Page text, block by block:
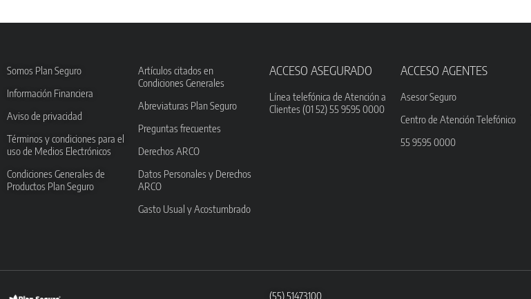
Somos Plan Seguro
Información Financiera
Aviso de privacidad
Términos y condiciones para el
uso de Medios Electrónicos
Condiciones Generales de
Productos Plan Seguro
Artículos citados en
Condiciones Generales
Abreviaturas Plan Seguro
Preguntas frecuentes
Derechos ARCO
Datos Personales y Derechos
ARCO
Gasto Usual y Acostumbrado
ACCESO ASEGURADO
Línea telefónica de Atención a
Clientes (01 52) 55 9595 0000
ACCESO AGENTES
Asesor Seguro
Centro de Atención Telefónico
55 9595 0000
(55) 51473100